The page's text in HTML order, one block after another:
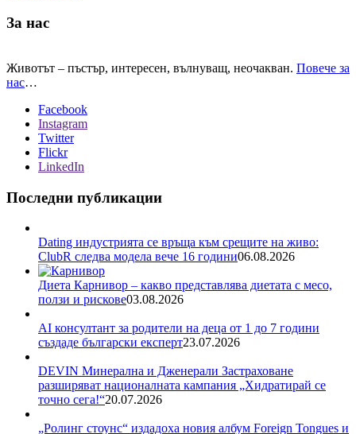
За нас
Животът – пъстър, интересен, вълнуващ, неочакван. Повече за
нас…
Facebook
Instagram
Twitter
Flickr
LinkedIn
Последни публикации
Dating индустрията се връща към срещите на живо:
ClubR следва модела вече 16 години06.08.2026
Диета Карнивор – какво представлява диетата с месо,
ползи и рискове03.08.2026
AI консултант за родители на деца от 1 до 7 години
създаде български експерт23.07.2026
DEVIN Минерална и Дженерали Застраховане
разширяват националната кампания „Хидратирай се
точно сега!“20.07.2026
„Ролинг стоунс“ издадоха новия албум Foreign Tongues и